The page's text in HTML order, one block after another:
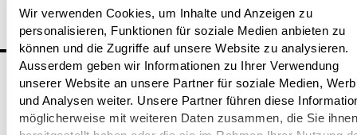
Wir verwenden Cookies, um Inhalte und Anzeigen zu
personalisieren, Funktionen für soziale Medien anbieten zu
können und die Zugriffe auf unsere Website zu analysieren.
Ausserdem geben wir Informationen zu Ihrer Verwendung
unserer Website an unsere Partner für soziale Medien,
und Analysen weiter. Unsere Partner führen diese
möglicherweise mit weiteren Daten zusammen, die Sie ihnen
Business Management System
Die ISO 9001 bildet die Grundlage für das Business
Management System. Jede Division ist dafür